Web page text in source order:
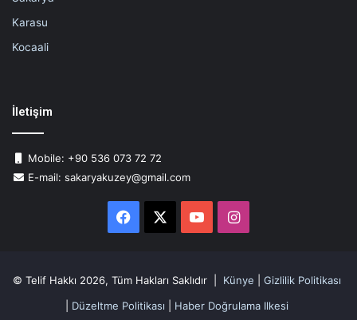
Karasu
Kocaali
İletişim
Mobile: +90 536 073 72 72
E-mail: sakaryakuzey@gmail.com
Facebook YouTubeInstagram
© Telif Hakkı 2026, Tüm Hakları Saklıdır | Künye
Gizlilik Politikası
Düzeltme Politikası Haber Doğrulama Ilkesi